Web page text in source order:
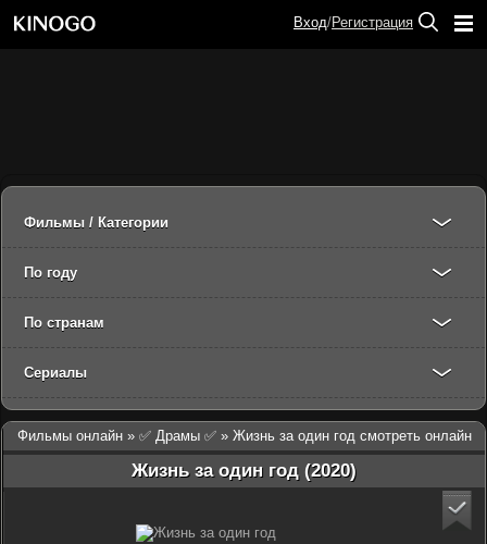
Фильмы / Категории
По году
По странам
Сериалы
Фильмы онлайн » ✅ Драмы ✅ » Жизнь за один год смотреть онлайн
Жизнь за один год (2020)
Вход/Регистрация